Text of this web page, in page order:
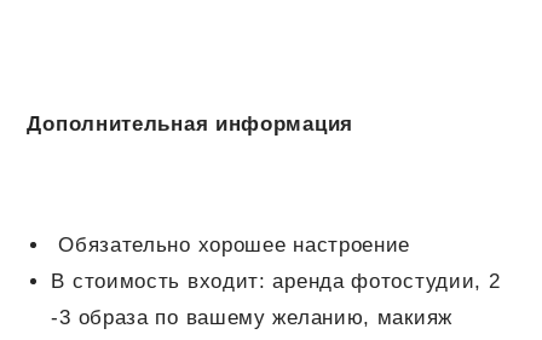
Дополнительная информация
Обязательно хорошее настроение
В стоимость входит: аренда фотостудии, 2
-3 образа по вашему желанию, макияж